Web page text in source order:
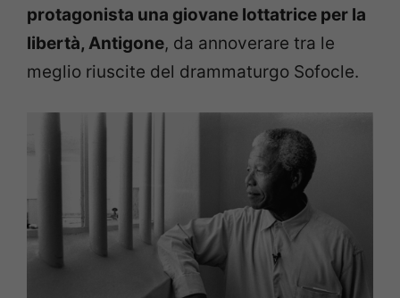
protagonista una giovane lottatrice per la
libertà, Antigone, da annoverare tra le
meglio riuscite del drammaturgo Sofocle.